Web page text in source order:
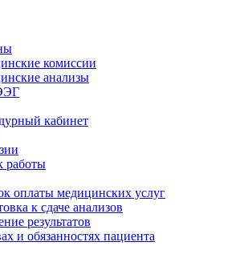
комиссии
анализы
кабинет
работы
оплаты медицинских услуг
к сдаче анализов
результатов
и обязанностях пациента